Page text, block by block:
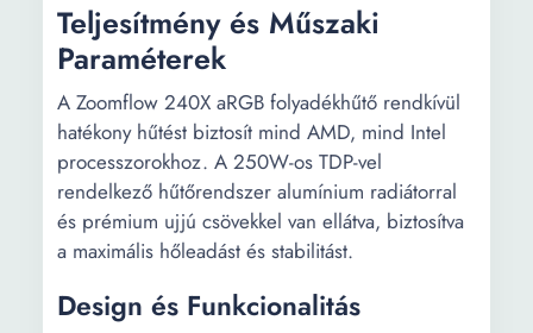
Teljesítmény és Műszaki
Paraméterek
A Zoomflow 240X aRGB folyadékhűtő rendkívül
hatékony hűtést biztosít mind AMD, mind Intel
processzorokhoz. A 250W-os TDP-vel
rendelkező hűtőrendszer alumínium radiátorral
és prémium ujjú csövekkel van ellátva, biztosítva
a maximális hőleadást és stabilitást.
Design és Funkcionalitás